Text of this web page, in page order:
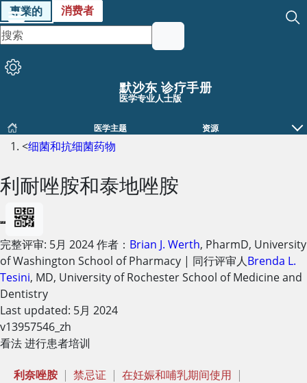
專業的 消费者
默沙东 诊疗手册
医学专业人士版
医学主题 资源
<细菌和抗细菌药物
利耐唑胺和泰地唑胺
完整评审: 5月 2024作者： Brian J. Werth, PharmD, University
of Washington School of Pharmacy | 同行评审人Brenda L.
Tesini, MD, University of Rochester School of Medicine and
Dentistry
Last updated: 5月 2024
v13957546_zh
看法 进行患者培训
利奈唑胺 | 禁忌证 | 在妊娠和哺乳期间使用 |